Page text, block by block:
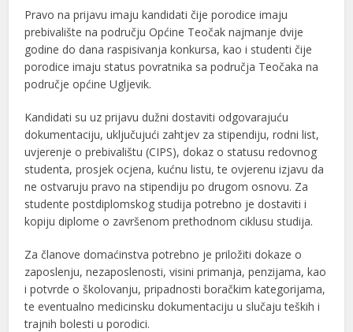
Pravo na prijavu imaju kandidati čije porodice imaju
prebivalište na području Općine Teočak najmanje dvije
godine do dana raspisivanja konkursa, kao i studenti čije
porodice imaju status povratnika sa područja Teočaka na
područje općine Ugljevik.
Kandidati su uz prijavu dužni dostaviti odgovarajuću
dokumentaciju, uključujući zahtjev za stipendiju, rodni list,
uvjerenje o prebivalištu (CIPS), dokaz o statusu redovnog
studenta, prosjek ocjena, kućnu listu, te ovjerenu izjavu da
ne ostvaruju pravo na stipendiju po drugom osnovu. Za
studente postdiplomskog studija potrebno je dostaviti i
kopiju diplome o završenom prethodnom ciklusu studija.
Za članove domaćinstva potrebno je priložiti dokaze o
zaposlenju, nezaposlenosti, visini primanja, penzijama, kao
i potvrde o školovanju, pripadnosti boračkim kategorijama,
te eventualno medicinsku dokumentaciju u slučaju teških i
trajnih bolesti u porodici.